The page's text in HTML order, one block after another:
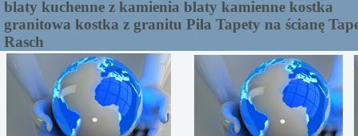
blaty kuchenne z kamienia blaty kamienne kostka
granitowa kostka z granitu Piła Tapety na ścianę
Rasch